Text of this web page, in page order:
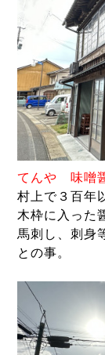
て んや 味噌
村上で３百年
木枠に入った
馬刺し、刺身
との事。